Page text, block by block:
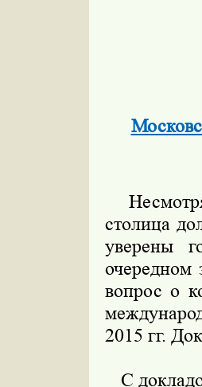
столица
уверены
очередном
вопрос о
2015 гг.
С